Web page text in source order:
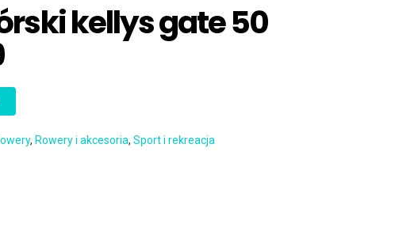
kellys gate 50
, Rowery i akcesoria,Sport i rekreacja